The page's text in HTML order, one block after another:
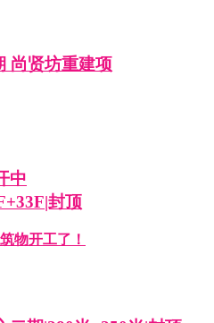
尚贤坊重建项
中
封顶
物开工了！